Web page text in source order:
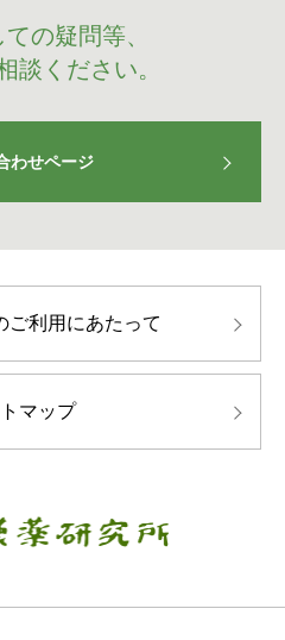
の疑問等、
談ください。
わせページ
ご利用にあたって
マップ